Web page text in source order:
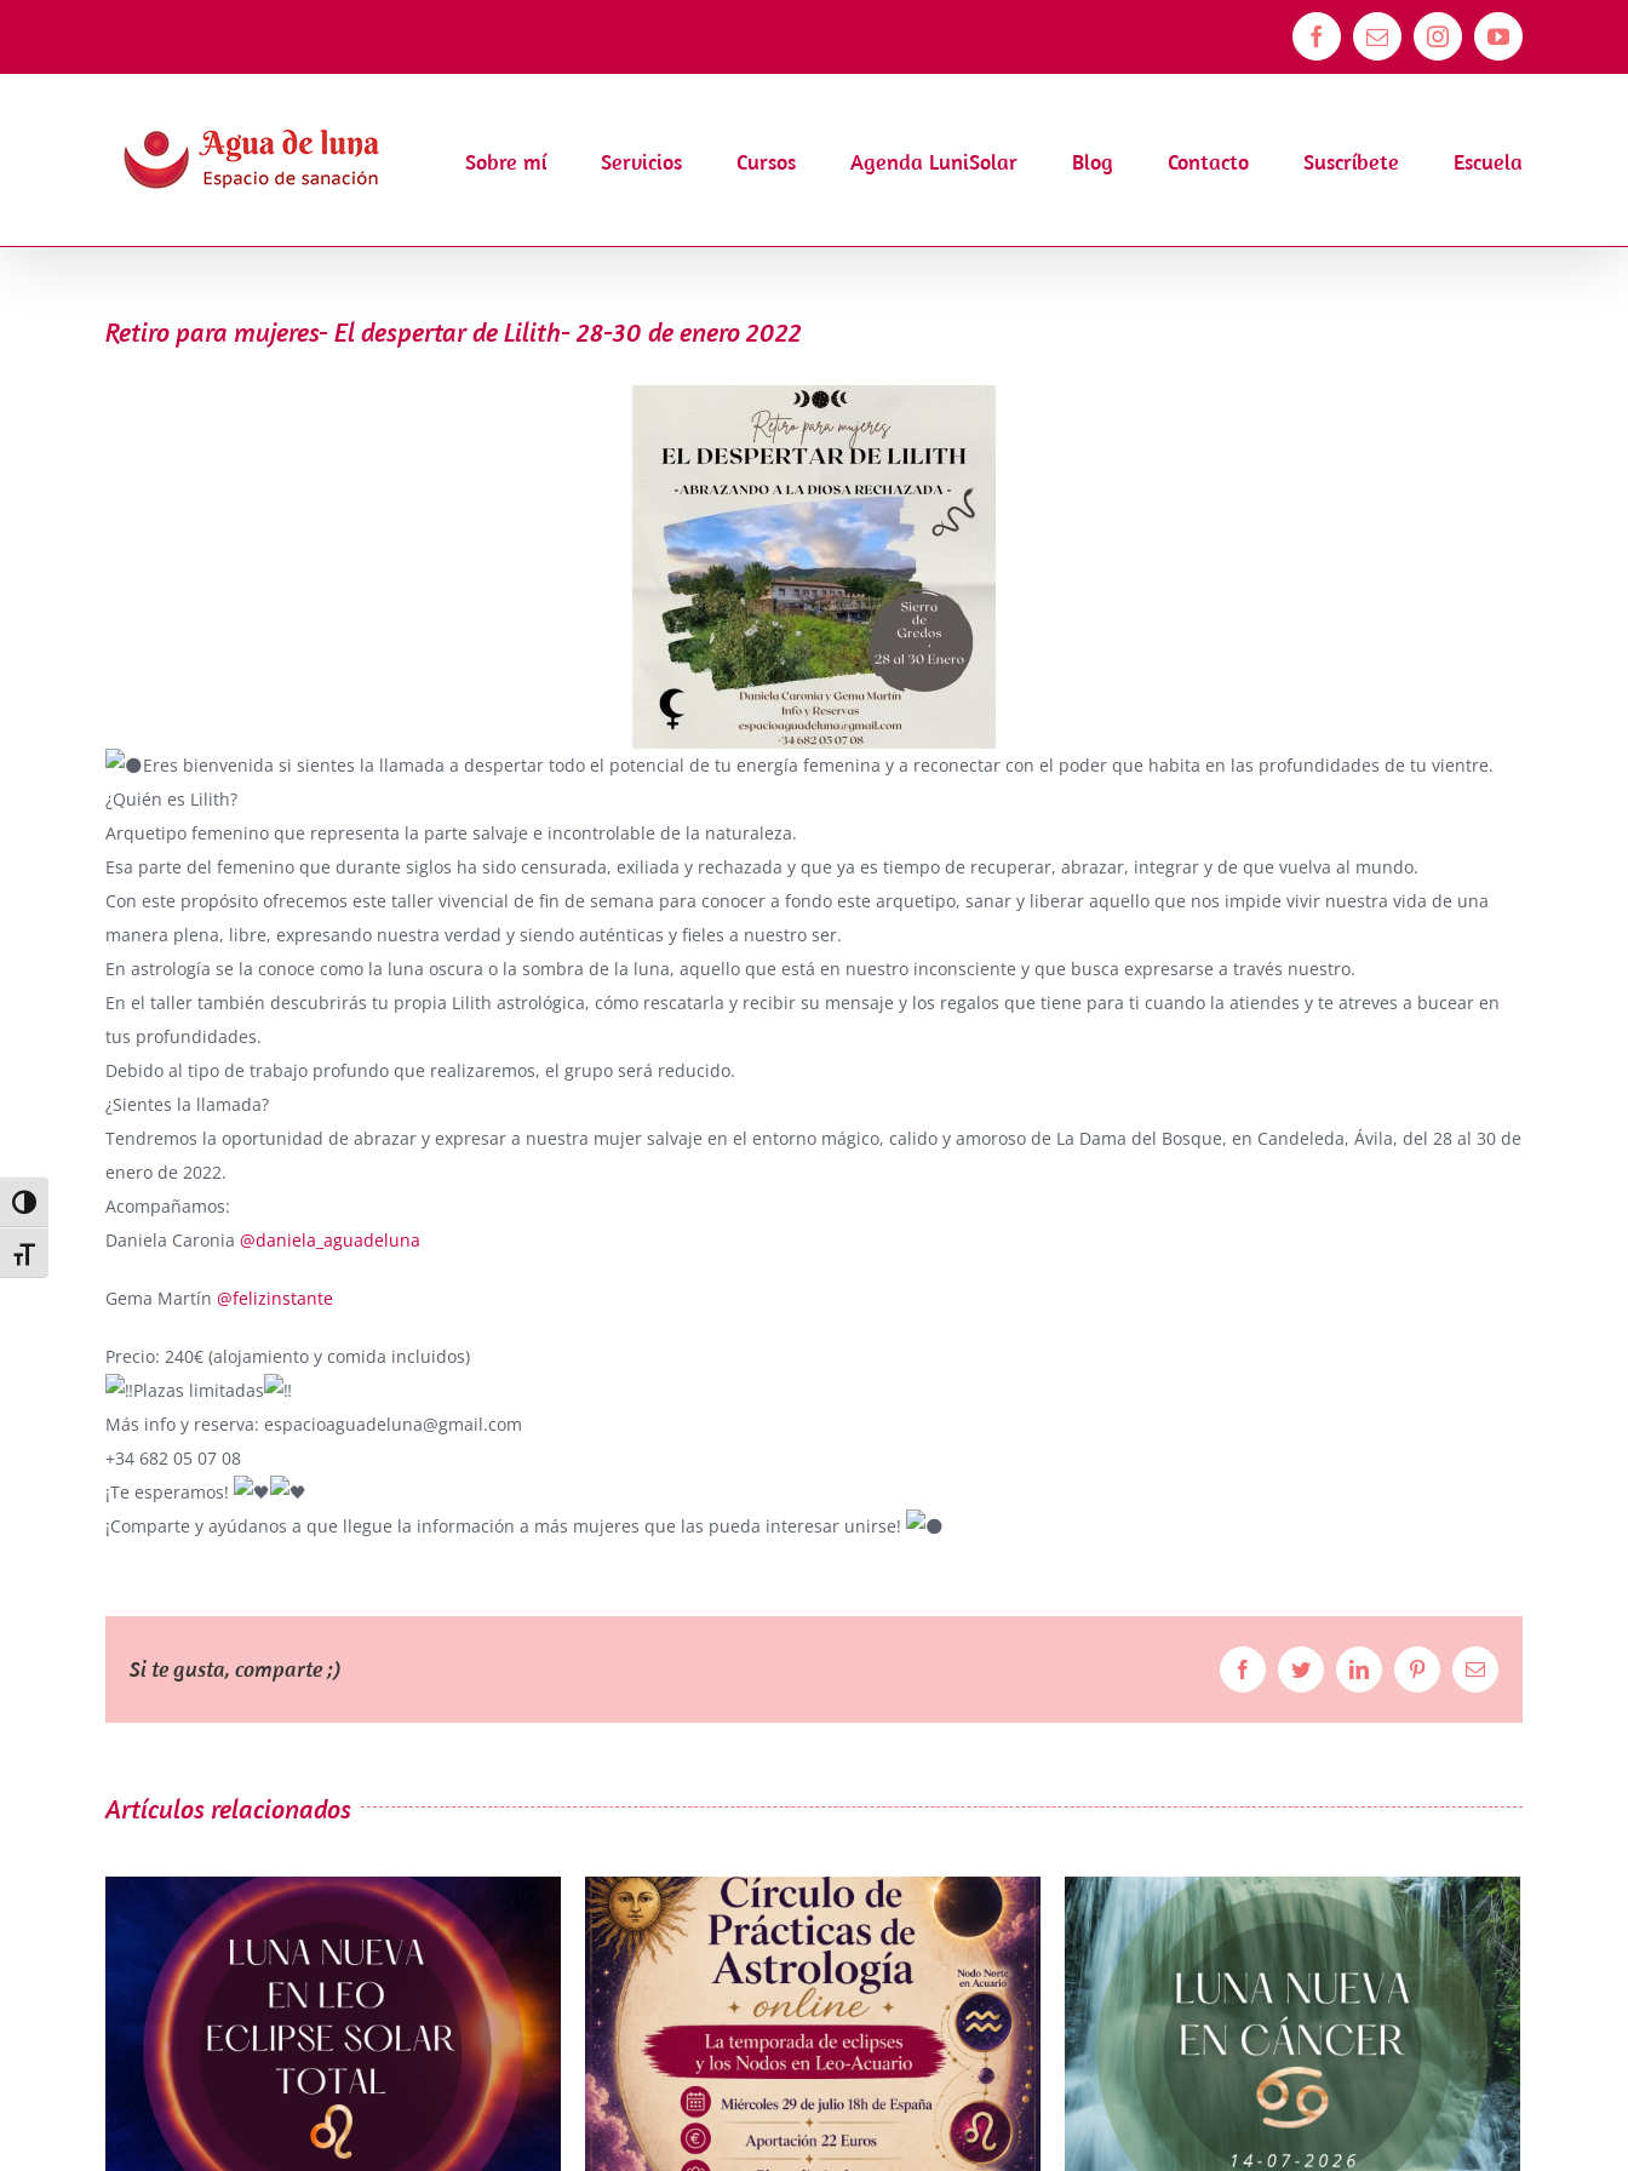
Alternar alto contraste
Alternar tamaño de letra
FacebookCorreo
electrónico
InstagramYouTube
Sobre mí Servicios Cursos Agenda LuniSolar Blog Contacto Suscríbete Escuela
Retiro para mujeres- El despertar de Lilith- 28-30 de enero 2022
Eres bienvenida si sientes la llamada a despertar todo el potencial de tu energía femenina y a reconectar con el poder que habita en las profundidades de tu vientre.
¿Quién es Lilith?
Arquetipo femenino que representa la parte salvaje e incontrolable de la naturaleza.
Esa parte del femenino que durante siglos ha sido censurada, exiliada y rechazada y que ya es tiempo de recuperar, abrazar, integrar y de que vuelva al mundo.
Con este propósito ofrecemos este taller vivencial de fin de semana para conocer a fondo este arquetipo, sanar y liberar aquello que nos impide vivir nuestra vida de una
manera plena, libre, expresando nuestra verdad y siendo auténticas y fieles a nuestro ser.
En astrología se la conoce como la luna oscura o la sombra de la luna, aquello que está en nuestro inconsciente y que busca expresarse a través nuestro.
En el taller también descubrirás tu propia Lilith astrológica, cómo rescatarla y recibir su mensaje y los regalos que tiene para ti cuando la atiendes y te atreves a bucear en
tus profundidades.
Debido al tipo de trabajo profundo que realizaremos, el grupo será reducido.
¿Sientes la llamada?
Tendremos la oportunidad de abrazar y expresar a nuestra mujer salvaje en el entorno mágico, calido y amoroso de La Dama del Bosque, en Candeleda, Ávila, del 28 al 30 de
enero de 2022.
Acompañamos:
Daniela Caronia @daniela_aguadeluna
Gema Martín @felizinstante
Precio: 240€ (alojamiento y comida incluidos)
Plazas limitadas
Más info y reserva: espacioaguadeluna@gmail.com
+34 682 05 07 08
¡Te esperamos!
¡Comparte y ayúdanos a que llegue la información a más mujeres que las pueda interesar unirse!
Si te gusta, comparte ;) FacebookTwitterLinkedIn PinterestCorreo
electrónico
Artículos relacionados